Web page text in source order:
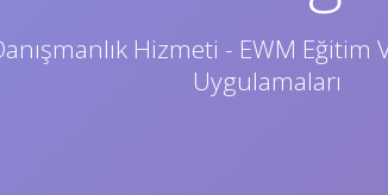
Hizmeti - EWM Eğitim
Uygulamaları